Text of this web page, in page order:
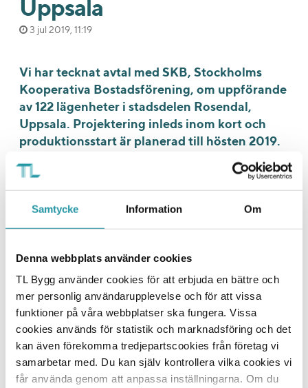
Samtycke Information Om
Denna webbplats använder cookies
TL Bygg använder cookies för att erbjuda en bättre och
mer personlig användarupplevelse och för att vissa
funktioner på våra webbplatser ska fungera. Vissa
cookies används för statistik och marknadsföring och det
kan även förekomma tredjepartscookies från företag vi
samarbetar med. Du kan själv kontrollera vilka cookies vi
får använda genom att anpassa inställningarna. Om du
Uppsala
3 jul 2019, 11:19
Vi har tecknat avtal med SKB, Stockholms
Kooperativa Bostadsförening, om uppförande
av 122 lägenheter i stadsdelen Rosendal,
Uppsala. Projektering inleds inom kort och
produktionsstart är planerad till hösten 2019.
Avtalet som avser en totalentreprenad av
vi tidigare byggt bland annat hyreshusen Gränby
Entré i Gränbystaden.
- Det är väldigt roligt att SKB valt oss som
entreprenör för detta projekt. Det finns många
likheter mellan oss där vi har en samsyn på god
samhällsutveckling med bland annat hållbarhet i
fokus. Nu ser vi fram emot ett riktigt bra samarbete
och att leverera en produkt som möter SKB:s
standard och höga krav, säger Christer Jansson,
Affärschef i Uppsala på TL Bygg.